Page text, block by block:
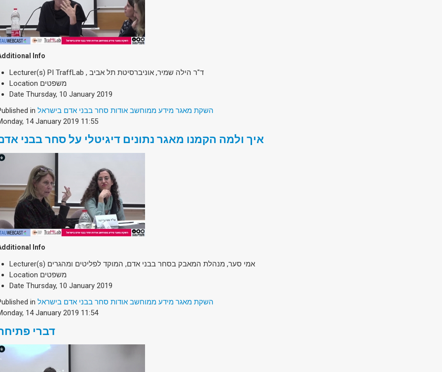
Info
Lecturer(s)
PI TraffLab , ד"ר הילה שמיר, אוניברסיטת תל אביב
Location משפטים
Date Thursday, 10 January 2019
in השקת מאגר מידע ממוחשב אודות סחר בבני אדם בישראל
14 January 2019 11:55
איך ולמה הקמנו מאגר נתונים דיגיטלי על סחר בבני
Info
Lecturer(s) אמי סער, מנהלת המאבק בסחר בבני אדם, המוקד לפליטים ומהגרים
Location משפטים
Date Thursday, 10 January 2019
in השקת מאגר מידע ממוחשב אודות סחר בבני אדם בישראל
14 January 2019 11:54
דברי